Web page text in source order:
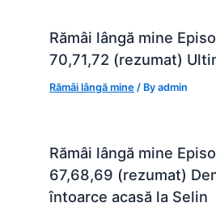
Rămâi lângă mine
70,71,72 (rezumat)
Rămâi lângă mine / Byadmin
Rămâi lângă mine
67,68,69 (rezumat)
întoarce acasă la Selin